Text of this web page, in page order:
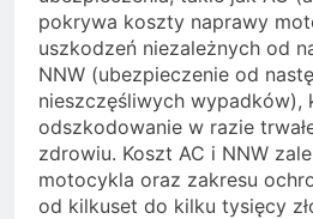
pokrywa koszty naprawy
uszkodzeń niezależnych od
NNW (ubezpieczenie od
nieszczęśliwych wypadków),
odszkodowanie w razie
zdrowiu. Koszt AC i NNW
motocykla oraz zakresu
od kilkuset do kilku tysięcy